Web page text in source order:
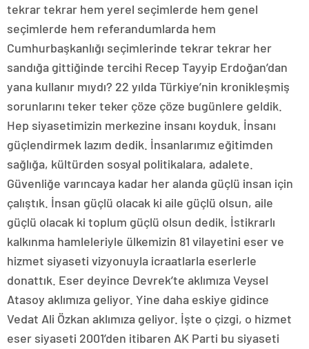
tekrar tekrar hem yerel seçimlerde hem genel
seçimlerde hem referandumlarda hem
Cumhurbaşkanlığı seçimlerinde tekrar tekrar her
sandığa gittiğinde tercihi Recep Tayyip Erdoğan’dan
yana kullanır mıydı? 22 yılda Türkiye’nin kronikleşmiş
sorunlarını teker teker çöze çöze bugünlere geldik.
Hep siyasetimizin merkezine insanı koyduk. İnsanı
güçlendirmek lazım dedik. İnsanlarımız eğitimden
sağlığa, kültürden sosyal politikalara, adalete.
Güvenliğe varıncaya kadar her alanda güçlü insan için
çalıştık. İnsan güçlü olacak ki aile güçlü olsun, aile
güçlü olacak ki toplum güçlü olsun dedik. İstikrarlı
kalkınma hamleleriyle ülkemizin 81 vilayetini eser ve
hizmet siyaseti vizyonuyla icraatlarla eserlerle
donattık. Eser deyince Devrek’te aklımıza Veysel
Atasoy aklımıza geliyor. Yine daha eskiye gidince
Vedat Ali Özkan aklımıza geliyor. İşte o çizgi, o hizmet
eser siyaseti 2001’den itibaren AK Parti bu siyaseti